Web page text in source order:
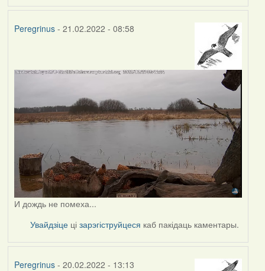
Peregrinus- 21.02.2022 - 08:58
И дождь не помеха...
Увайдзіце цізарэгіструйцеся каб пакідаць каментары.
Peregrinus- 20.02.2022 - 13:13